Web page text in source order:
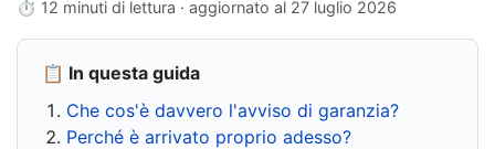
⏱ 12 minuti di lettura · aggiornato al 27 luglio 2026
📋 In questa guida
Che cos'è davvero l'avviso di garanzia?
Perché è arrivato proprio adesso?